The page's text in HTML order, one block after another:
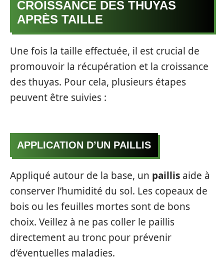
CROISSANCE DES THUYAS
APRÈS TAILLE
Une fois la taille effectuée, il est crucial de
promouvoir la récupération et la croissance
des thuyas. Pour cela, plusieurs étapes
peuvent être suivies :
APPLICATION D’UN PAILLIS
Appliqué autour de la base, un paillis aide à
conserver l’humidité du sol. Les copeaux de
bois ou les feuilles mortes sont de bons
choix. Veillez à ne pas coller le paillis
directement au tronc pour prévenir
d’éventuelles maladies.